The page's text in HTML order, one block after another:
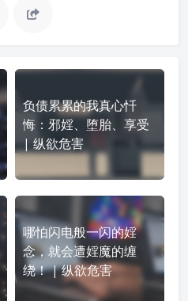
负债累累的我真心忏
悔：邪婬、堕胎、享受
| 纵欲危害
哪怕闪电般一闪的婬
念，就会遭婬魔的缠
绕！ | 纵欲危害